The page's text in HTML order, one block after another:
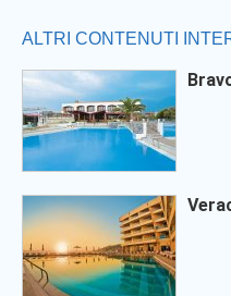
ALTRI CONTENUTI